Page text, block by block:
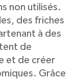
non utilisés.
des friches
à des
de
et de créer
Grâce